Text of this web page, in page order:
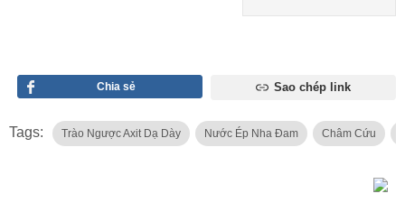
Chia sẻ Sao chép link
Tags: Trào Ngược Axit Dạ Dày Nước Ép Nha Đam Châm Cứu